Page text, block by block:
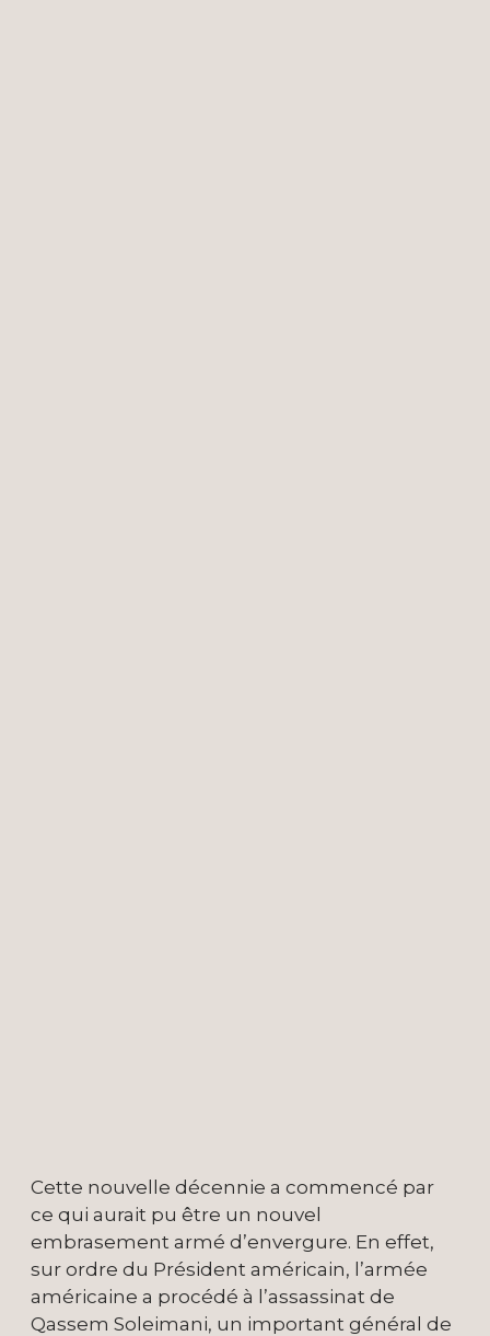
Cette nouvelle décennie a commencé par
ce qui aurait pu être un nouvel
embrasement armé d’envergure. En effet,
sur ordre du Président américain, l’armée
américaine a procédé à l’assassinat de
Qassem Soleimani, un important général de